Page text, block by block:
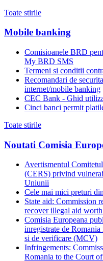
Toate stirile
Mobile banking
Comisioanele BRD
My BRD SMS
Termeni si conditii
Recomandari de
internet/mobile banking
CEC Bank - Ghid
Cinci banci permit
Toate stirile
Noutati Comisia
Avertismentul
(CERS) privind
Uniunii
Cele mai mici preturi
State aid: Commission
recover illegal aid
Comisia Europeana
inregistrate de
si de verificare (MCV)
Infringements:
Romania to the Court